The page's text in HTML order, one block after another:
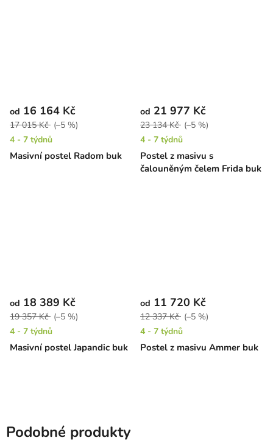
Masivní postel Radom buk
od 16 164 Kč
17 015 Kč (–5 %)
4 - 7 týdnů
Postel z masivu s
čalouněným čelem Frida buk
od 21 977 Kč
23 134 Kč (–5 %)
4 - 7 týdnů
Masivní postel Japandic buk
od 18 389 Kč
19 357 Kč (–5 %)
4 - 7 týdnů
Postel z masivu Ammer buk
od 11 720 Kč
12 337 Kč (–5 %)
4 - 7 týdnů
Podobné produkty